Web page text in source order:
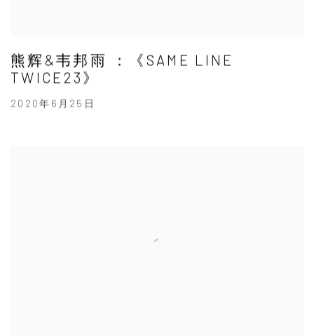
熊辉&韦邦雨 ：《SAME LINE
TWICE23》
2020年6月25日